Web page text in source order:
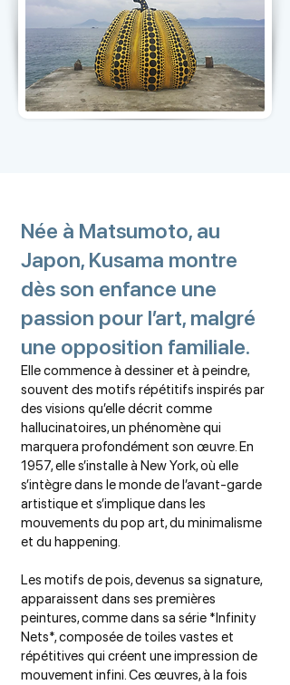
Née à Matsumoto, au
Japon, Kusama montre
dès son enfance une
passion pour l’art, malgré
une opposition familiale.
Elle commence à dessiner et à peindre,
souvent des motifs répétitifs inspirés par
des visions qu’elle décrit comme
hallucinatoires, un phénomène qui
marquera profondément son œuvre. En
1957, elle s’installe à New York, où elle
s’intègre dans le monde de l’avant-garde
artistique et s’implique dans les
mouvements du pop art, du minimalisme
et du happening.
Les motifs de pois, devenus sa signature,
apparaissent dans ses premières
peintures, comme dans sa série *Infinity
Nets*, composée de toiles vastes et
répétitives qui créent une impression de
mouvement infini. Ces œuvres, à la fois